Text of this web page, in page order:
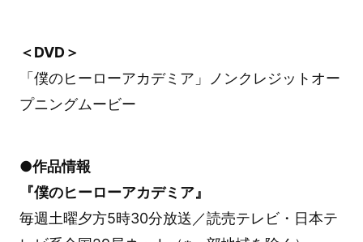
＜DVD＞
「僕のヒーローアカデミア」ノンクレジットオー
プニングムービー
●作品情報
『僕のヒーローアカデミア』
毎週土曜夕方5時30分放送／読売テレビ・日本テ